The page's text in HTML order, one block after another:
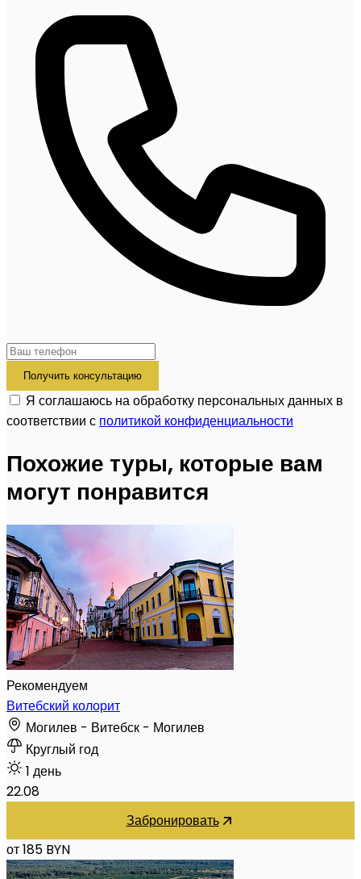
Получить консультацию
Я соглашаюсь на обработку персональных данных в
соответствии с политикой конфиденциальности
Похожие туры, которые вам
могут понравится
Рекомендуем
Витебский колорит
Могилев - Витебск - Могилев
Круглый год
1 день
22.08
Забронировать
от 185 BYN